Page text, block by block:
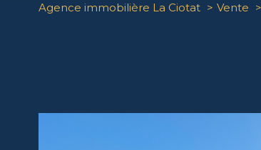
Agence immobilière La Ciotat Vente